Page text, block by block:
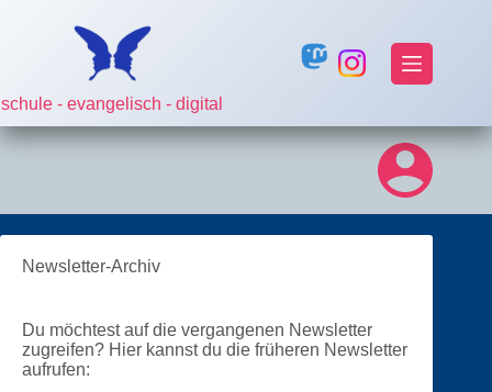
schule - evangelisch - digital
Newsletter-Archiv
Du möchtest auf die vergangenen Newsletter
zugreifen? Hier kannst du die früheren Newsletter
aufrufen: